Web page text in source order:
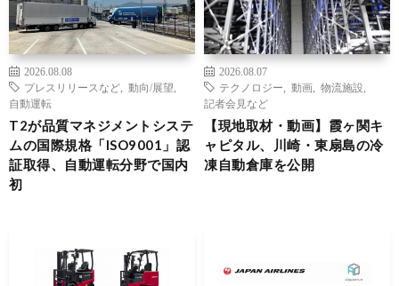
2026.08.08
プレスリリースなど
動向/展望
自動運転
T2が品質マネジメントシステ
ムの国際規格「ISO9001」認
証取得、自動運転分野で国内
初
2026.08.07
テクノロジー
動画 物流施設
記者会見など
【現地取材・動画】霞ヶ関キ
ャピタル、川崎・東扇島の冷
凍自動倉庫を公開